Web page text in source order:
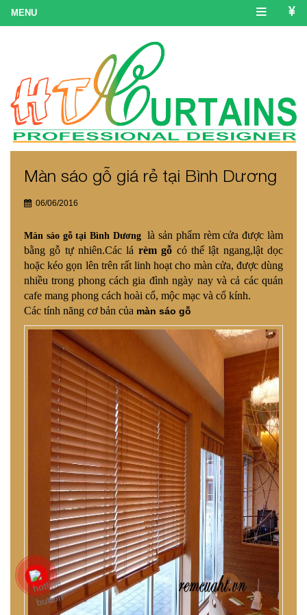
Màn sáo gỗ giá rẻ tại Bình Dương
06/06/2016
Màn sáo gỗ tại Bình Dương
là sản phẩm rèm cửa được làm
bằng gỗ tự nhiên.Các lá rèm gỗ có thể lật ngang,lật dọc
hoặc kéo gọn lên trên rất linh hoạt cho màn cửa, được dùng
nhiều trong phong cách gia đình ngày nay và cả các quán
cafe mang phong cách hoài cổ, mộc mạc và cổ kính.
Các tính năng cơ bản của màn sáo gỗ